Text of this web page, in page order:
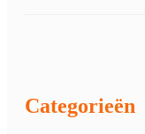
Categorieën